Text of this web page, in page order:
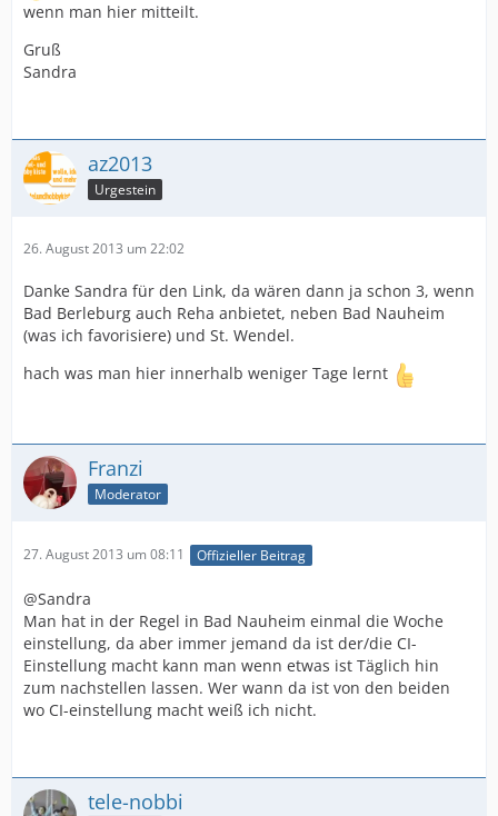
wenn man hier mitteilt.
Gruß
Sandra
az2013
Urgestein
26. August 2013 um 22:02
Danke Sandra für den Link, da wären dann ja schon 3, wenn
Bad Berleburg auch Reha anbietet, neben Bad Nauheim
(was ich favorisiere) und St. Wendel.
hach was man hier innerhalb weniger Tage lernt
Franzi
Moderator
27. August 2013 um 08:11 Offizieller Beitrag
@Sandra
Man hat in der Regel in Bad Nauheim einmal die Woche
einstellung, da aber immer jemand da ist der/die CI-
Einstellung macht kann man wenn etwas ist Täglich hin
zum nachstellen lassen. Wer wann da ist von den beiden
wo CI-einstellung macht weiß ich nicht.
tele-nobbi